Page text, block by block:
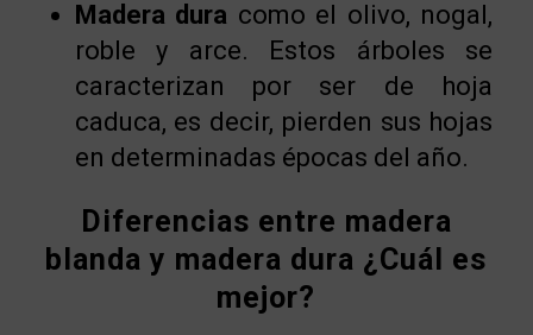
Madera dura como el olivo, nogal,
roble y arce. Estos árboles se
caracterizan por ser de hoja
caduca, es decir, pierden sus hojas
en determinadas épocas del año.
Diferencias entre madera
blanda y madera dura ¿Cuál es
mejor?